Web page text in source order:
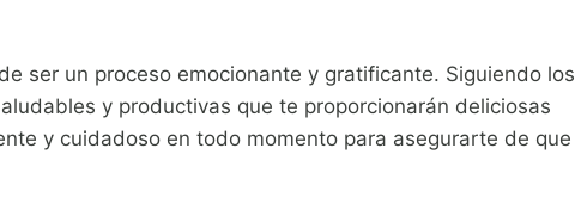
ser un proceso emocionante y gratificante. Siguiendo los
y productivas que te proporcionarán deliciosas
y cuidadoso en todo momento para asegurarte de que